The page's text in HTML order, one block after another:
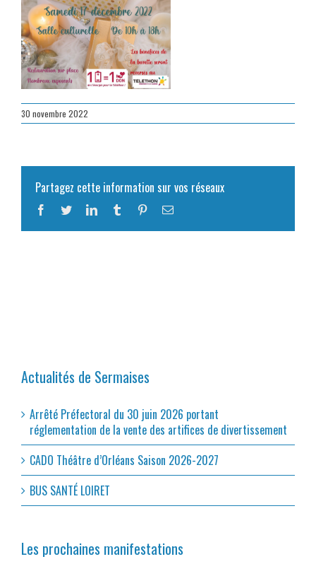
30 novembre 2022
Partagez cette information sur vos réseaux
Facebook
TwitterLinkedInTumblr PinterestEmail
Actualités de Sermaises
Arrêté Préfectoral du 30 juin 2026 portant
réglementation de la vente des artifices de divertissement
CADO Théâtre d’Orléans Saison 2026-2027
BUS SANTÉ LOIRET
Les prochaines manifestations